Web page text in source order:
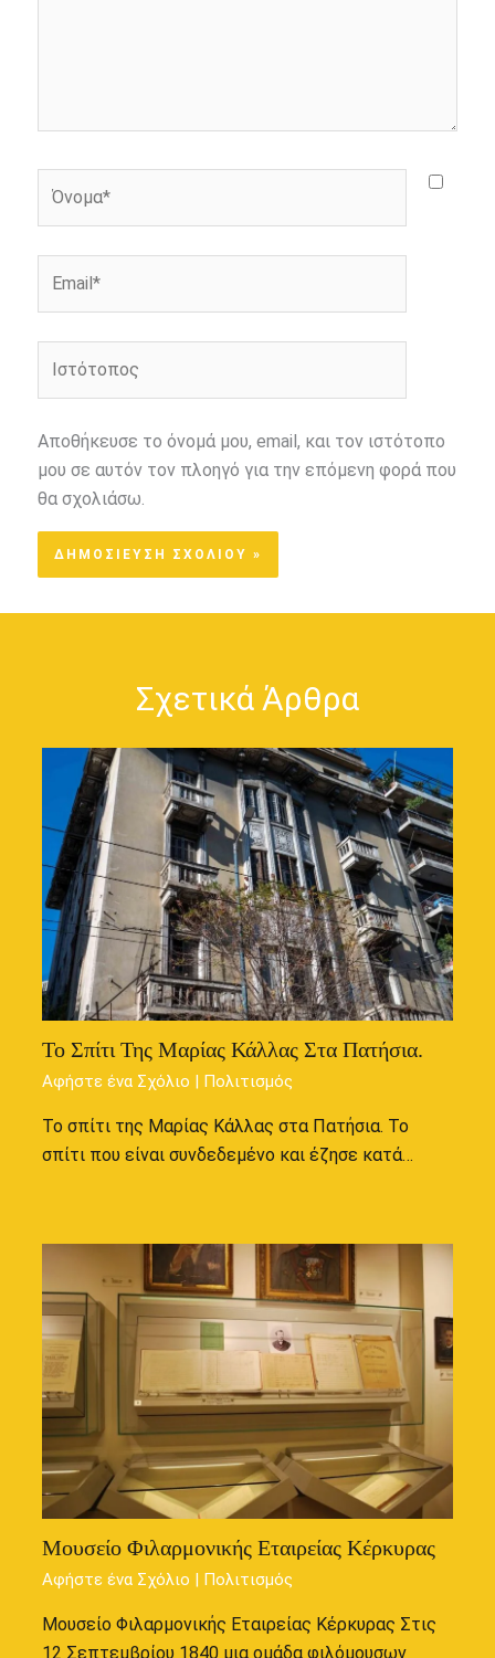
Αποθήκευσε το όνομά μου, email, και τον ιστότοπο
μου σε αυτόν τον πλοηγό για την επόμενη φορά που
θα σχολιάσω.
Σχετικά Άρθρα
Το Σπίτι Της Μαρίας Κάλλας Στα Πατήσια.
Αφήστε ένα Σχόλιο Πολιτισμός
Το σπίτι της Μαρίας Κάλλας στα Πατήσια. Το
σπίτι που είναι συνδεδεμένο και έζησε κατά…
Μουσείο Φιλαρμονικής Εταιρείας Κέρκυρας
Αφήστε ένα Σχόλιο | Πολιτισμός
Μουσείο Φιλαρμονικής Εταιρείας Κέρκυρας Στις
12 Σεπτεμβρίου 1840 μια ομάδα φιλόμουσων